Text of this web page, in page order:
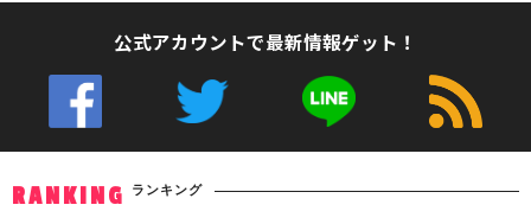
公式アカウントで最新情報ゲット！
RANKING ランキング